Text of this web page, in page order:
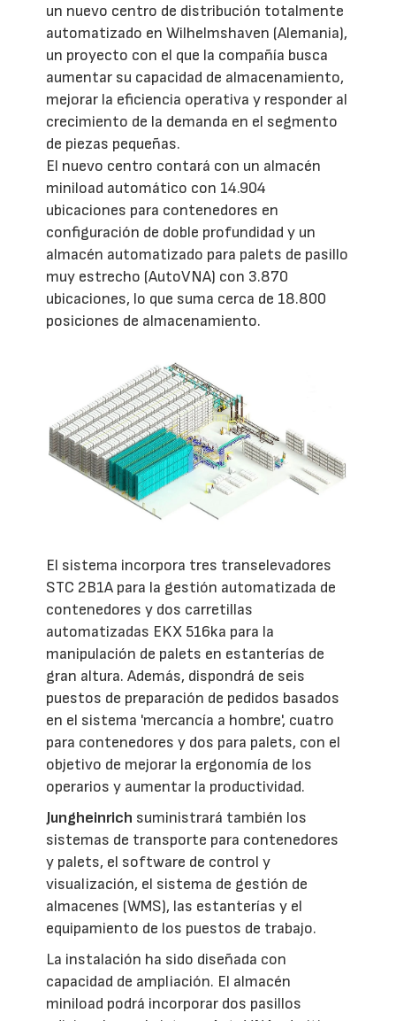
un nuevo centro de distribución totalmente
automatizado en Wilhelmshaven (Alemania),
un proyecto con el que la compañía busca
aumentar su capacidad de almacenamiento,
mejorar la eficiencia operativa y responder al
crecimiento de la demanda en el segmento
de piezas pequeñas.
El nuevo centro contará con un almacén
miniload automático con 14.904
ubicaciones para contenedores en
configuración de doble profundidad y un
almacén automatizado para palets de pasillo
muy estrecho (AutoVNA) con 3.870
ubicaciones, lo que suma cerca de 18.800
posiciones de almacenamiento.
El sistema incorpora tres transelevadores
STC 2B1A para la gestión automatizada de
contenedores y dos carretillas
automatizadas EKX 516ka para la
manipulación de palets en estanterías de
gran altura. Además, dispondrá de seis
puestos de preparación de pedidos basados
en el sistema 'mercancía a hombre', cuatro
para contenedores y dos para palets, con el
objetivo de mejorar la ergonomía de los
operarios y aumentar la productividad.
Jungheinrich suministrará también los
sistemas de transporte para contenedores
y palets, el software de control y
visualización, el sistema de gestión de
almacenes (WMS), las estanterías y el
equipamiento de los puestos de trabajo.
La instalación ha sido diseñada con
capacidad de ampliación. El almacén
miniload podrá incorporar dos pasillos